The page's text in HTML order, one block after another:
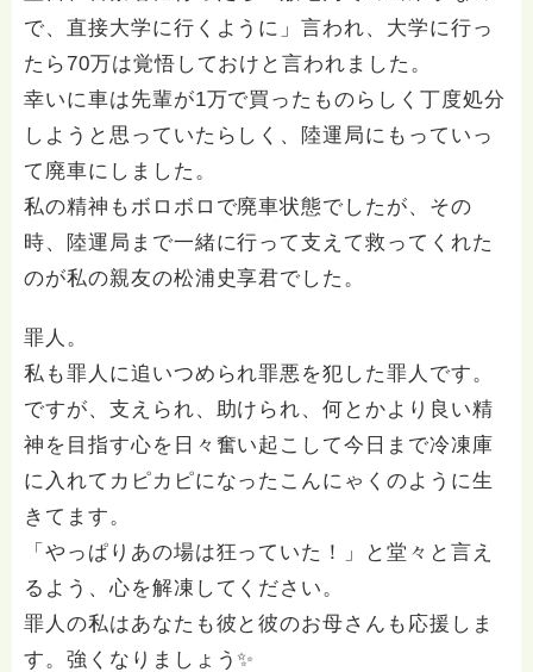
で、直接大学に行くように」言われ、大学に行っ
たら70万は覚悟しておけと言われました。
幸いに車は先輩が1万で買ったものらしく丁度処分
しようと思っていたらしく、陸運局にもっていっ
て廃車にしました。
私の精神もボロボロで廃車状態でしたが、その
時、陸運局まで一緒に行って支えて救ってくれた
のが私の親友の松浦史享君でした。
罪人。
私も罪人に追いつめられ罪悪を犯した罪人です。
ですが、支えられ、助けられ、何とかより良い精
神を目指す心を日々奮い起こして今日まで冷凍庫
に入れてカピカピになったこんにゃくのように生
きてます。
「やっぱりあの場は狂っていた！」と堂々と言え
るよう、心を解凍してください。
罪人の私はあなたも彼と彼のお母さんも応援しま
す。強くなりましょう✨